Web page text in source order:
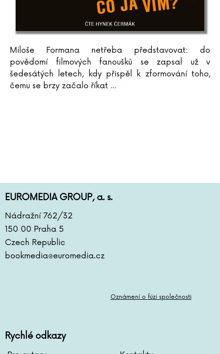
Miloše Formana netřeba představovat: do
povědomí filmových fanoušků se zapsal už v
šedesátých letech, kdy přispěl k zformování toho,
čemu se brzy začalo říkat ...
EUROMEDIA GROUP, a. s.
Nádražní 762/32
150 00 Praha 5
Czech Republic
bookmedia@euromedia.cz
Oznámení o fúzi společnosti
Rychlé odkazy